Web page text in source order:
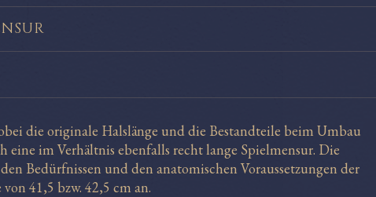
die originale Halslänge und die Bestandteile beim Umbau
im Verhältnis ebenfalls recht lange Spielmensur. Die
Bedürfnissen und den anatomischen Voraussetzungen der
41,5 bzw. 42,5 cm an.